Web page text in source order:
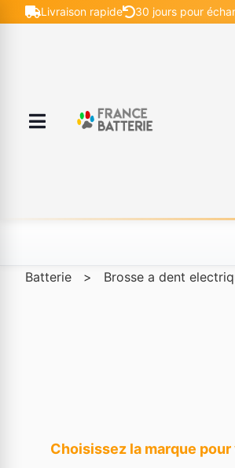
Livraison rapide 30 jours pour
Batterie > Brosse a dent
Choisissez la marque